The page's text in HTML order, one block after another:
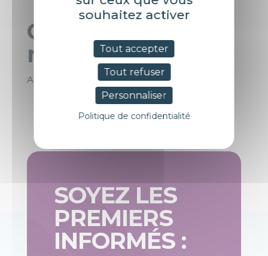
Commentaires
récents
Aucun commentaire à afficher.
SOYEZ LES
PREMIERS
INFORMÉS :
souhaitez activer
Tout accepter
Tout refuser
Personnaliser
Politique de confidentialité